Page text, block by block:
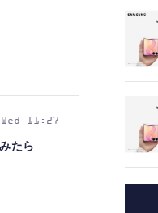
たら
11:27